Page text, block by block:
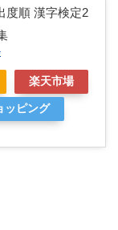
度順 漢字検定2
楽天市場
ッピング